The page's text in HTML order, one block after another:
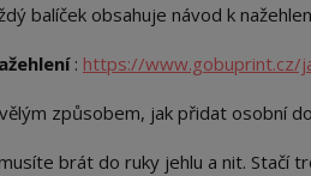
balíček obsahuje návod k
: https://www.gobuprint.cz/
způsobem, jak přidat osobní
brát do ruky jehlu a nit. Stačí